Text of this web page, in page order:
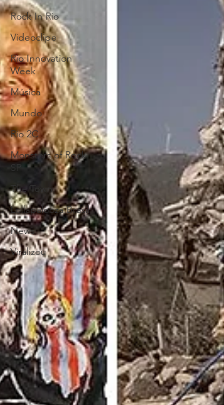
Rock In Rio
Videoclipe
Rio Innovation
Week
Música
Mundo
Rio 2C
Monsters of Rock
SP
The Town
Lollapalooza Brasil
News
Viralizou